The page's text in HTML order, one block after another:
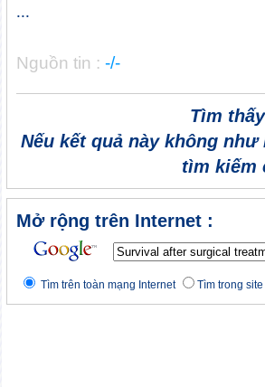
...
Nguồn tin : -/-
Tìm
Nếu kết quả này không
tìm kiếm
Mở rộng trên Internet :
Tìm trên toàn mạng Internet Tìm trong